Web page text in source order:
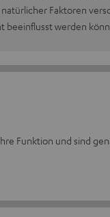
Faktoren
beeinflusst werden
Funktion und sind